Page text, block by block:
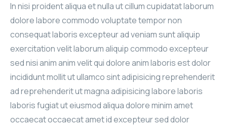
In nisi proident aliqua et nulla ut cillum cupidatat laborum
dolore labore commodo voluptate tempor non
consequat laboris excepteur ad veniam sunt aliquip
exercitation velit laborum aliquip commodo excepteur
sed nisi anim anim velit qui dolore anim laboris est dolor
incididunt mollit ut ullamco sint adipisicing reprehenderit
ad reprehenderit ut magna adipisicing labore laboris
laboris fugiat ut eiusmod aliqua dolore minim amet
occaecat occaecat amet id excepteur sed dolor